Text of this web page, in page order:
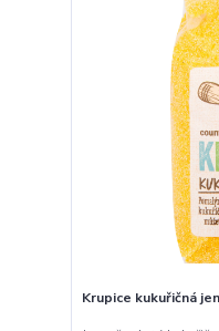
Krupice kukuřičná